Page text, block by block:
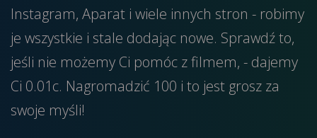
Instagram, Aparat i wiele innych stron - robimy
je wszystkie i stale dodając nowe. Sprawdź to,
jeśli nie możemy Ci pomóc z filmem, - dajemy
Ci 0.01c. Nagromadzić 100 i to jest grosz za
swoje myśli!